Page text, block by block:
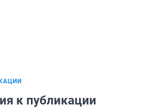
к публикации